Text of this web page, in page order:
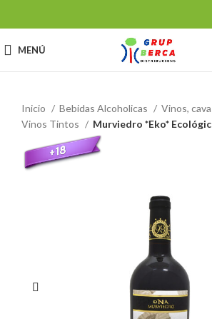
MENÚ
Inicio Bebidas Alcoholicas
Vinos,
Vinos Tintos
Murviedro *Eko*